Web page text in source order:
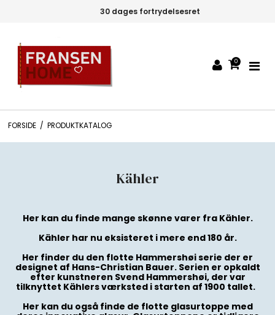
30 dages fortrydelsesret
0
FORSIDE / PRODUKTKATALOG
Kähler
Her kan du finde mange skønne varer fra Kähler.
Kähler har nu eksisteret i mere end 180 år.
Her finder du den flotte Hammershøi serie der er
designet af Hans-Christian Bauer. Serien er opkaldt
efter kunstneren Svend Hammershøi, der var
tilknyttet Kählers værksted i starten af 1900 tallet.
Her kan du også finde de flotte glasurtoppe med